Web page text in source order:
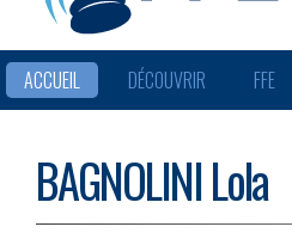
ACCUEIL DÉCOUVRIR FFE
BAGNOLINI Lola